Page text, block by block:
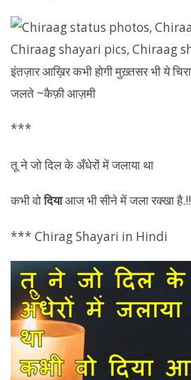
***
तू ने जो दिल के अँधेरों में जलाया था
कभी वोदियाआज भी सीने में जला रक्खा है.!!
*** Chirag Shayari in Hindi